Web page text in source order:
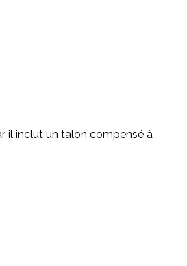
il inclut un talon compensé à